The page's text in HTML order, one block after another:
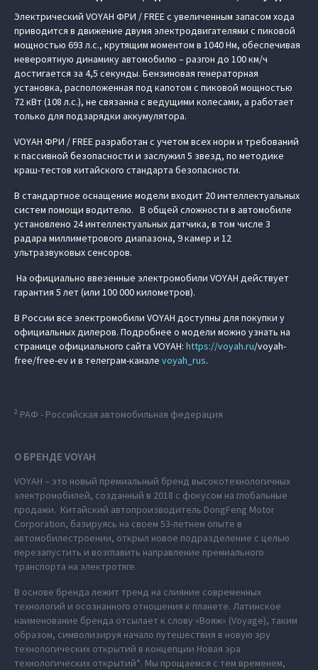
Электрический VOYAH ФРИ / FREE с увеличенным запасом хода
приводится в движение двумя электродвигателями с пиковой
мощностью 693 л.с., крутящим моментом в 1040 Нм, обеспечивая
невероятную динамику автомобилю – разгон до 100 км/ч
достигается за 4,5 секунды. Бензиновая генераторная
установка, расположенная под капотом с пиковой мощностью
72 кВт (108 л.с.), не связанна с ведущими колесами, а работает
только для подзарядки аккумулятора.
VOYAH ФРИ / FREE разработан с учетом всех норм и требований
к пассивной безопасности и заслужил 5 звезд, по методике
краш-тестов китайского стандарта безопасности.
В стандартное оснащение модели входит 20 интеллектуальных
систем помощи водителю. В общей сложности в автомобиле
установлено 24 интеллектуальных датчика, в том числе 3
радара миллиметрового диапазона, 9 камер и 12
ультразвуковых сенсоров.
На официально ввезенные электромобили VOYAH действует
гарантия 5 лет (или 100 000 километров).
В России все электромобили VOYAH доступны для покупки у
официальных дилеров. Подробнее о модели можно узнать на
странице официального сайта VOYAH: https://voyah.ru/voyah-
free/free-ev и в телеграм-канале voyah_rus.
2 РАФ - Российская автомобильная федерация
О БРЕНДЕ VOYAH
VOYAH – это новый премиальный бренд высокотехнологичных
электромобилей, созданный в 2018 с фокусом на глобальные
продажи. Китайский автопроизводитель DongFeng Motor
Corporation, базируясь на своем 53-летнем опыте в
автомобилестроении, открыл новое подразделение с целью
перезапустить и возглавить направление премиального
транспорта на электротяге.
В основе бренда лежит тренд на слияние современных
технологий и осознанного отношения к планете. Латинское
наименование бренда отсылает к слову «Вояж» (Voyage), таким
образом, символизируя начало путешествия в новую эру
технологических открытий в концепции Новая эра
технологических открытий*. Мы прощаемся с тем временем,